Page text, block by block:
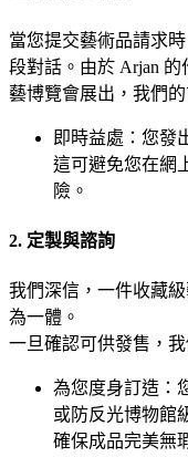
當您提交藝術品請求
段對話。由於 Arjan 的
藝博覽會展出，我們
即時益處：您發
這可避免您在網
險。
2. 定製與諮詢
我們深信，一件收藏
為一體。
一旦確認可供發售，
為您度身訂造：
或防反光博物館
確保成品完美無